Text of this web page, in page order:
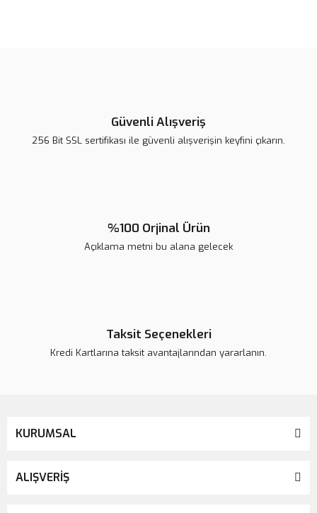
Güvenli Alışveriş
256 Bit SSL sertifikası ile güvenli alışverişin keyfini çıkarın.
%100 Orjinal Ürün
Açıklama metni bu alana gelecek
Taksit Seçenekleri
Kredi Kartlarına taksit avantajlarından yararlanın.
KURUMSAL
ALIŞVERİŞ